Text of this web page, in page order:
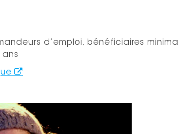
d’emploi, bénéficiaires minima
ans